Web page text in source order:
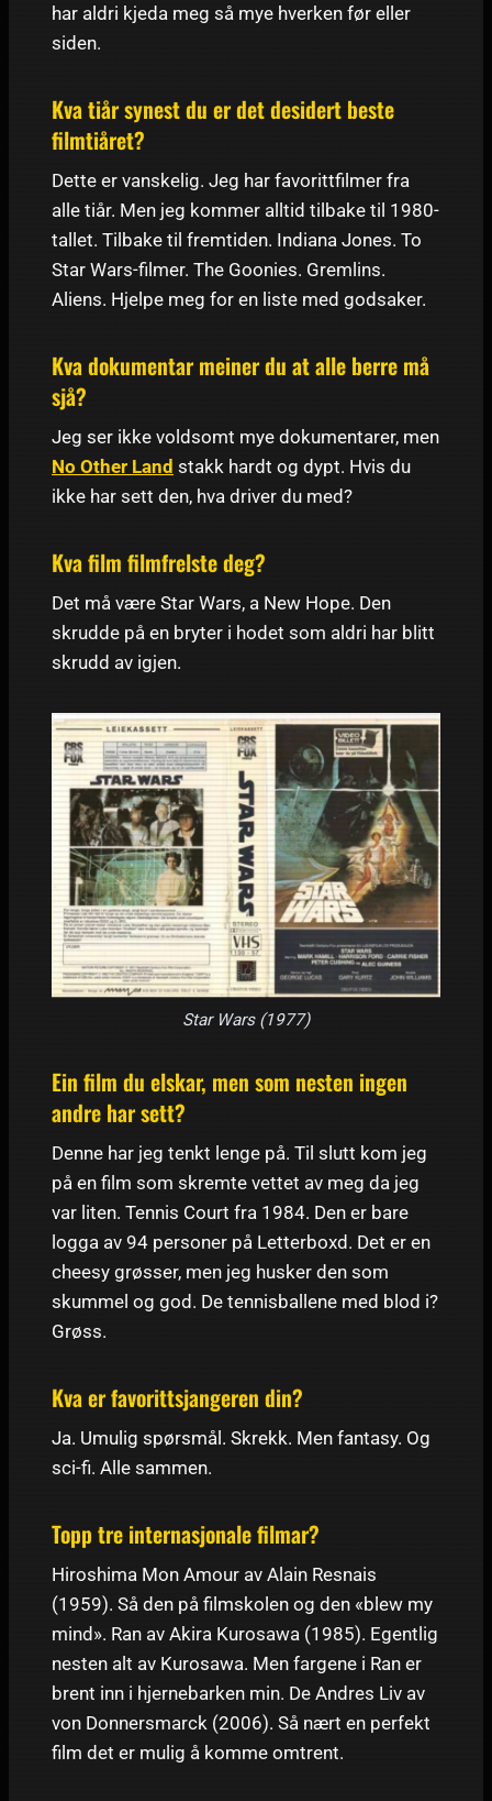
har aldri kjeda meg så mye hverken før eller
siden.
Kva tiår synest du er det desidert beste
filmtiåret?
Dette er vanskelig. Jeg har favorittfilmer fra
alle tiår. Men jeg kommer alltid tilbake til 1980-
tallet. Tilbake til fremtiden. Indiana Jones. To
Star Wars-filmer. The Goonies. Gremlins.
Aliens. Hjelpe meg for en liste med godsaker.
Kva dokumentar meiner du at alle berre må
sjå?
Jeg ser ikke voldsomt mye dokumentarer, men
No Other Land stakk hardt og dypt. Hvis du
ikke har sett den, hva driver du med?
Kva film filmfrelste deg?
Det må være Star Wars, a New Hope. Den
skrudde på en bryter i hodet som aldri har blitt
skrudd av igjen.
Star Wars (1977)
Ein film du elskar, men som nesten ingen
andre har sett?
Denne har jeg tenkt lenge på. Til slutt kom jeg
på en film som skremte vettet av meg da jeg
var liten. Tennis Court fra 1984. Den er bare
logga av 94 personer på Letterboxd. Det er en
cheesy grøsser, men jeg husker den som
skummel og god. De tennisballene med blod i?
Grøss.
Kva er favorittsjangeren din?
Ja. Umulig spørsmål. Skrekk. Men fantasy. Og
sci-fi. Alle sammen.
Topp tre internasjonale filmar?
Hiroshima Mon Amour av Alain Resnais
(1959). Så den på filmskolen og den «blew my
mind». Ran av Akira Kurosawa (1985). Egentlig
nesten alt av Kurosawa. Men fargene i Ran er
brent inn i hjernebarken min. De Andres Liv av
von Donnersmarck (2006). Så nært en perfekt
film det er mulig å komme omtrent.